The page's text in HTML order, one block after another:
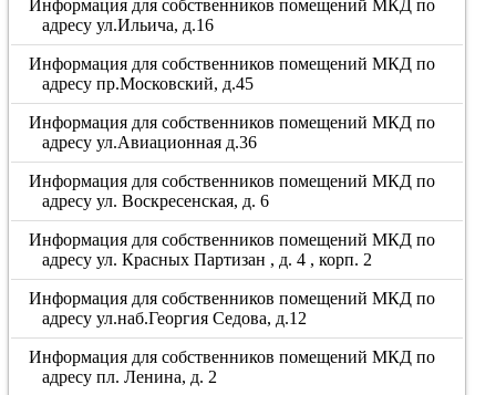
Информация для собственников помещений МКД по
адресу ул.Ильича, д.16
Информация для собственников помещений МКД по
адресу пр.Московский, д.45
Информация для собственников помещений МКД по
адресу ул.Авиационная д.36
Информация для собственников помещений МКД по
адресу ул. Воскресенская, д. 6
Информация для собственников помещений МКД по
адресу ул. Красных Партизан , д. 4 , корп. 2
Информация для собственников помещений МКД по
адресу ул.наб.Георгия Седова, д.12
Информация для собственников помещений МКД по
адресу пл. Ленина, д. 2